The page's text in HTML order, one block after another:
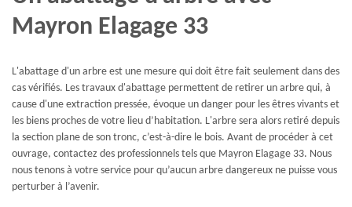
Mayron Elagage 33
L'abattage d'un arbre est une mesure qui doit être fait seulement dans des
cas vérifiés. Les travaux d'abattage permettent de retirer un arbre qui, à
cause d'une extraction pressée, évoque un danger pour les êtres vivants et
les biens proches de votre lieu d’habitation. L'arbre sera alors retiré depuis
la section plane de son tronc, c’est-à-dire le bois. Avant de procéder à cet
ouvrage, contactez des professionnels tels que Mayron Elagage 33. Nous
nous tenons à votre service pour qu’aucun arbre dangereux ne puisse vous
perturber à l’avenir.